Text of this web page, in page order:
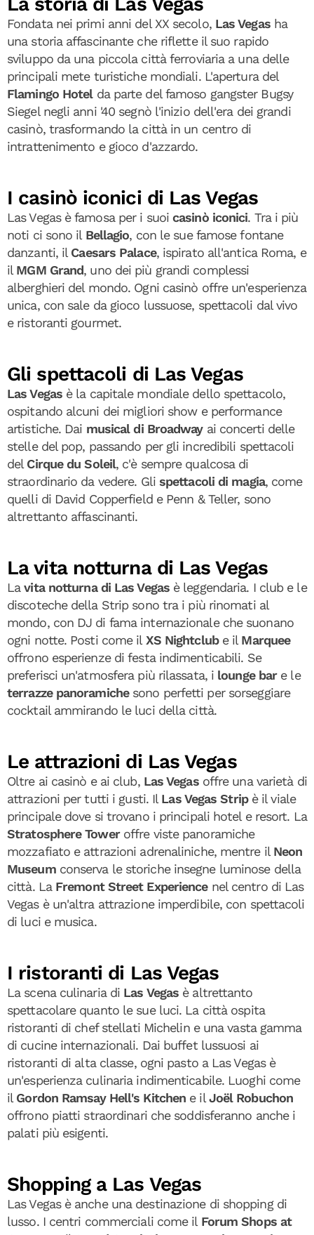
Fondata nei primi anni del XX secolo, Las Vegasha
una storia affascinante che riflette il suo rapido
sviluppo da una piccola città ferroviaria a una delle
principali mete turistiche mondiali. L'apertura del
Flamingo Hotelda parte del famoso gangster Bugsy
Siegel negli anni '40 segnò l'inizio dell'era dei grandi
casinò, trasformando la città in un centro di
intrattenimento e gioco d'azzardo.
I casinò iconici di Las Vegas
Las Vegas è famosa per i suoi casinò iconici. Tra i più
noti ci sono il Bellagio, con le sue famose fontane
danzanti, il Caesars Palace, ispirato all'antica Roma, e
il MGM Grand, uno dei più grandi complessi
alberghieri del mondo. Ogni casinò offre un'esperienza
unica, con sale da gioco lussuose, spettacoli dal vivo
e ristoranti gourmet.
Gli spettacoli di Las Vegas
Las Vegasè la capitale mondiale dello spettacolo,
ospitando alcuni dei migliori show e performance
artistiche. Dai musical di Broadwayai concerti delle
stelle del pop, passando per gli incredibili spettacoli
del Cirque du Soleil, c'è sempre qualcosa di
straordinario da vedere. Gli spettacoli di magia, come
quelli di David Copperfield e Penn & Teller, sono
altrettanto affascinanti.
La vita notturna di Las Vegas
Lavita notturna di Las Vegasè leggendaria. I club e le
discoteche della Strip sono tra i più rinomati al
mondo, con DJ di fama internazionale che suonano
ogni notte. Posti come il XS Nightclube il Marquee
offrono esperienze di festa indimenticabili. Se
preferisci un'atmosfera più rilassata, i lounge bare le
terrazze panoramichesono perfetti per sorseggiare
cocktail ammirando le luci della città.
Le attrazioni di Las Vegas
Oltre ai casinò e ai club, Las Vegasoffre una varietà di
attrazioni per tutti i gusti. Il Las Vegas Stripè il viale
principale dove si trovano i principali hotel e resort. La
Stratosphere Toweroffre viste panoramiche
mozzafiato e attrazioni adrenaliniche, mentre il Neon
Museumconserva le storiche insegne luminose della
città. La Fremont Street Experience nel centro di Las
Vegas è un'altra attrazione imperdibile, con spettacoli
di luci e musica.
I ristoranti di Las Vegas
La scena culinaria di Las Vegas è altrettanto
spettacolare quanto le sue luci. La città ospita
ristoranti di chef stellati Michelin e una vasta gamma
di cucine internazionali. Dai buffet lussuosi ai
ristoranti di alta classe, ogni pasto a Las Vegas è
un'esperienza culinaria indimenticabile. Luoghi come
il Gordon Ramsay Hell's Kitchen e il Joël Robuchon
offrono piatti straordinari che soddisferanno anche i
palati più esigenti.
Shopping a Las Vegas
Las Vegas è anche una destinazione di shopping di
lusso. I centri commerciali come il Forum Shops at